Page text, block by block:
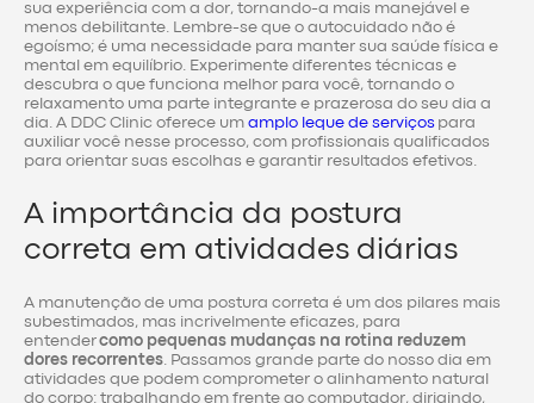
sua experiência com a dor, tornando-a mais manejável e
menos debilitante. Lembre-se que o autocuidado não é
egoísmo; é uma necessidade para manter sua saúde física e
mental em equilíbrio. Experimente diferentes técnicas e
descubra o que funciona melhor para você, tornando o
relaxamento uma parte integrante e prazerosa do seu dia a
dia. A DDC Clinic oferece um amplo leque de serviços para
auxiliar você nesse processo, com profissionais qualificados
para orientar suas escolhas e garantir resultados efetivos.
A importância da postura
correta em atividades diárias
A manutenção de uma postura correta é um dos pilares mais
subestimados, mas incrivelmente eficazes, para
entendercomo pequenas mudanças na rotina reduzem
dores recorrentes . Passamos grande parte do nosso dia em
atividades que podem comprometer o alinhamento natural
do corpo: trabalhando em frente ao computador, dirigindo,